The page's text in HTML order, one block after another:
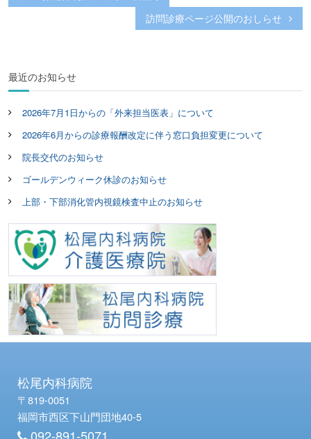
ビ
ゲ
ー
シ
ョ
ン
訪問診療ページ公開のおしらせ
最近のお知らせ
2026年7月1日からの「外来担当医表」について
2026年6月からの診療報酬改定に伴う窓口負担変更について
院長交代のお知らせ
ゴールデンウィーク休診のお知らせ
上部・下部消化管内視鏡検査中止のお知らせ
松尾内科病院
〒819-0051
福岡市西区下山門団地40-5